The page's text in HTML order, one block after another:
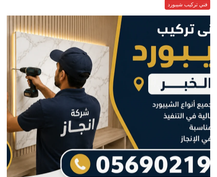
فني تركيب شيبورد